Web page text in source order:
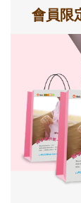
會員限